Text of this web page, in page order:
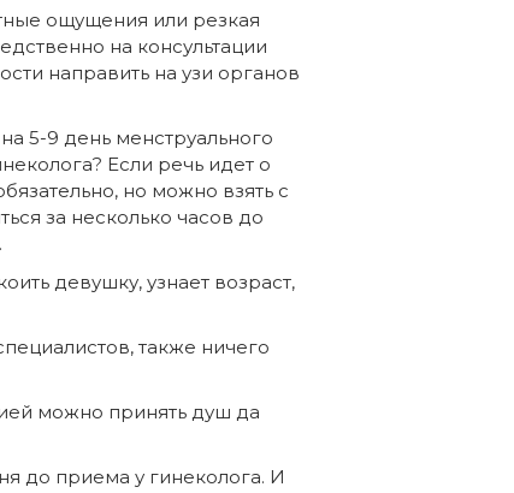
ощущения или резкая
на консультации
направить на узи органов
5-9 день менструального
Если речь идет о
но можно взять с
за несколько часов до
девушку, узнает возраст,
также ничего
можно принять душ да
до приема у гинеколога. И